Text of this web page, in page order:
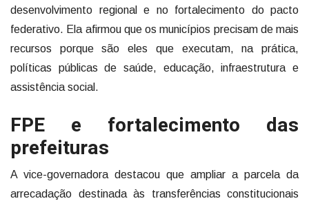
desenvolvimento regional e no fortalecimento do pacto
federativo. Ela afirmou que os municípios precisam de mais
recursos porque são eles que executam, na prática,
políticas públicas de saúde, educação, infraestrutura e
assistência social.
FPE e fortalecimento das
prefeituras
A vice-governadora destacou que ampliar a parcela da
arrecadação destinada às transferências constitucionais